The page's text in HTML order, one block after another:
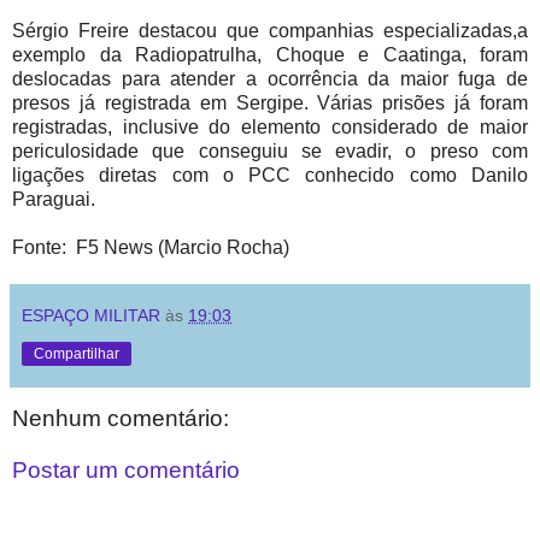
Sérgio Freire destacou que companhias especializadas,a
exemplo da Radiopatrulha, Choque e Caatinga, foram
deslocadas para atender a ocorrência da maior fuga de
presos já registrada em Sergipe. Várias prisões já foram
registradas, inclusive do elemento considerado de maior
periculosidade que conseguiu se evadir, o preso com
ligações diretas com o PCC conhecido como Danilo
Paraguai.
Fonte: F5 News (Marcio Rocha)
ESPAÇO MILITAR às 19:03
Compartilhar
Nenhum comentário:
Postar um comentário